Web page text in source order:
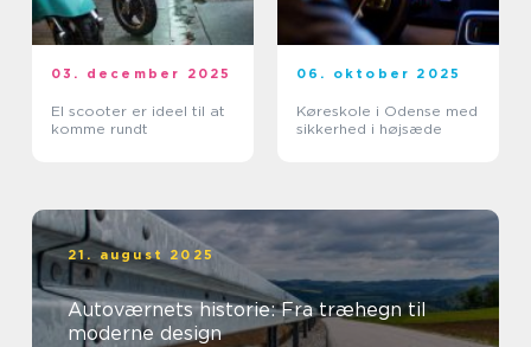
03. december 2025
El scooter er ideel til at
komme rundt
06. oktober 2025
Køreskole i Odense med
sikkerhed i højsæde
21. august 2025
Autoværnets historie: Fra træhegn til
moderne design